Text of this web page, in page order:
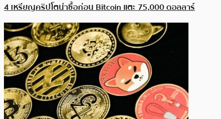
4 เหรียญคริปโตน่าซื้อก่อน Bitcoin แตะ 75,000 ดอลลาร์